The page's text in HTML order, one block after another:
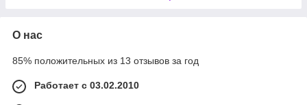
О нас
85% положительных из 13 отзывов за год
Работает с 03.02.2010